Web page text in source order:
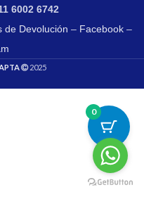
6002 6742
de Devolución – Facebook –
2025
0